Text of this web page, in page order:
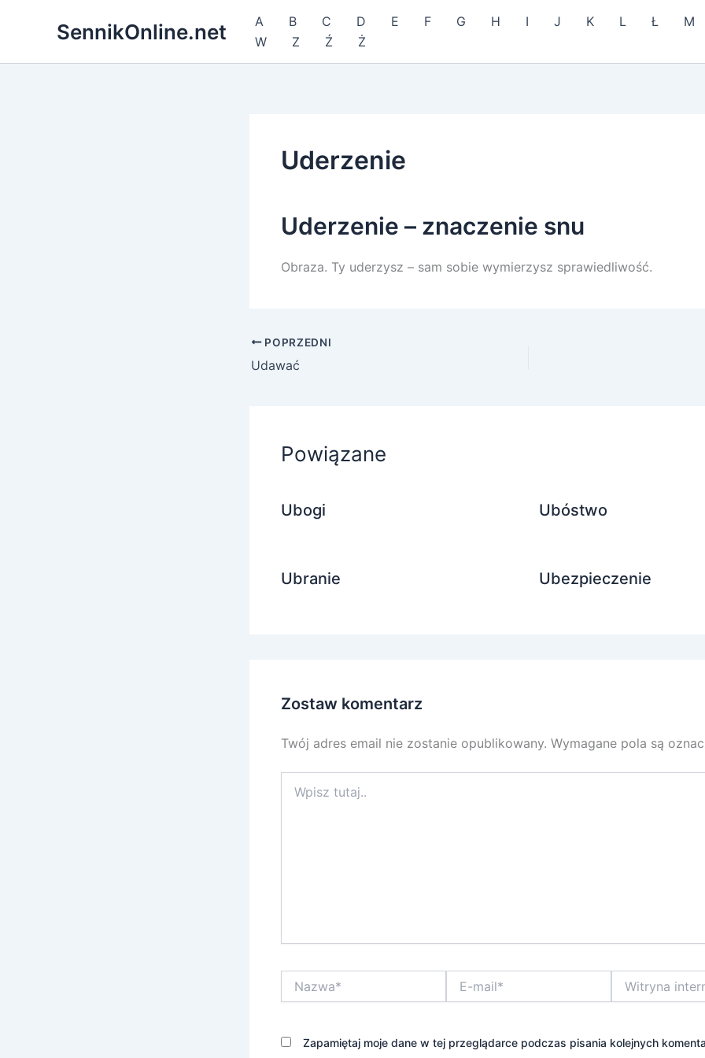
SennikOnline.net A B C D E F G H I J K L Ł
M
W
Z Ź Ż
Uderzenie
Uderzenie – znaczenie snu
Obraza. Ty uderzysz – sam sobie wymierzysz sprawiedliwość.
POPRZEDNI
Udawać
Powiązane
Ubogi Ubóstwo
Ubranie Ubezpieczenie
Zostaw komentarz
Twój adres email nie zostanie opublikowany. Wymagane pola są
tutaj..
mail*
internetowa
Zapamiętaj moje dane w tej przeglądarce podczas pisania kolejnych